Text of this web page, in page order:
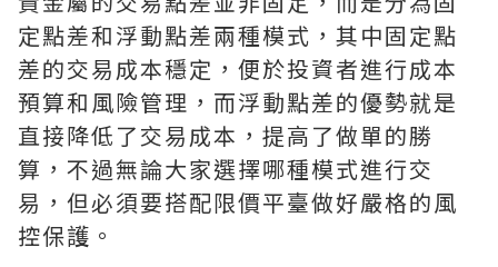
定點差和浮動點差兩種模式，其中固定點
差的交易成本穩定，便於投資者進行成本
預算和風險管理，而浮動點差的優勢就是
直接降低了交易成本，提高了做單的勝
算，不過無論大家選擇哪種模式進行交
易，但必須要搭配限價平臺做好嚴格的風
控保護。